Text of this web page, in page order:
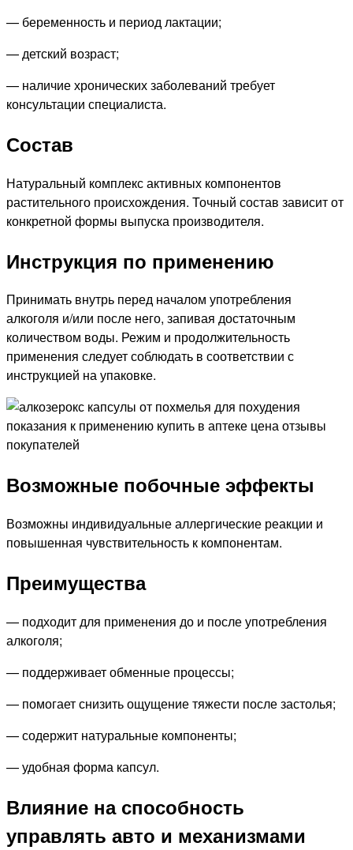
— беременность и период лактации;
— детский возраст;
— наличие хронических заболеваний требует
консультации специалиста.
Состав
Натуральный комплекс активных компонентов
растительного происхождения. Точный состав зависит от
конкретной формы выпуска производителя.
Инструкция по применению
Принимать внутрь перед началом употребления
алкоголя и/или после него, запивая достаточным
количеством воды. Режим и продолжительность
применения следует соблюдать в соответствии с
инструкцией на упаковке.
Возможные побочные эффекты
Возможны индивидуальные аллергические реакции и
повышенная чувствительность к компонентам.
Преимущества
— подходит для применения до и после употребления
алкоголя;
— поддерживает обменные процессы;
— помогает снизить ощущение тяжести после застолья;
— содержит натуральные компоненты;
— удобная форма капсул.
Влияние на способность
управлять авто и механизмами